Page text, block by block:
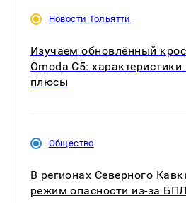
Новости Тольятти
Изучаем обновлённый
Omoda C5: характеристики
плюсы
Общество
В регионах Северного
режим опасности из-за